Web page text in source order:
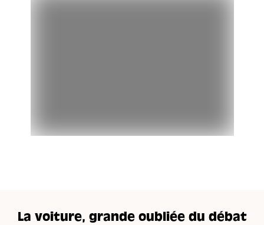
La voiture, grande oubliée du débat